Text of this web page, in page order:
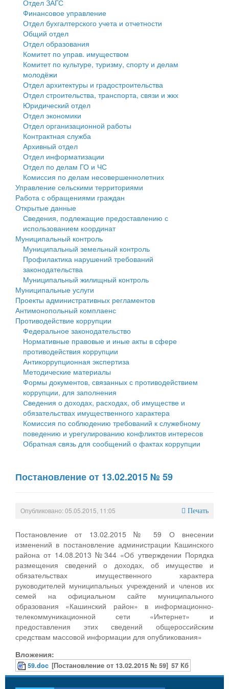
Государственные услуги
Промышленность и АПК
Экономика и бизнес
Символика
Устав
Гостям округа
Туризм
Культура
Образование
Здравоохранение
Социальная защита
Фотоальбом
муниципального округа Тверской области
Администрация Кашинского муниципального округа
Тверской области
Управление сельскими территориями
Открытые данные
Работа с обращениями граждан
Муниципальный контроль
Муниципальные услуги
Проекты административных регламентов
Антимонопольный комплаенс
Противодействие коррупции
Финансовое управление
Бюджет для граждан
Имущество
Выявление правообладателей ранее учтенных
объектов недвижимости
Имущественная поддержка субъектов малого и
среднего предпринимательства
Информационная поддержка субъектов малого и
среднего предпринимательства
Муниципальные программы
Контрольно-счетная палата
Персональные данные
Оценка регулирующего воздействия
Деятельность МУ
Нормативы градостроительного проектирования
Правила землепользования и застройки
Генеральные планы
Проекты планировки территории
Собрание депутатов
Городское поселение
Сельские поселения
Отдел ЗАГС
Финансовое управление
Отдел бухгалтерского учета и отчетности
Общий отдел
Отдел образования
Комитет по управ. имуществом
Комитет по культуре, туризму, спорту и делам
молодёжи
Отдел архитектуры и градостроительства
Отдел строительства, транспорта, связи и жкх
Юридический отдел
Отдел экономики
Отдел организационной работы
Контрактная служба
Архивный отдел
Отдел информатизации
Отдел по делам ГО и ЧС
Комиссия по делам несовершеннолетних
Управление сельскими территориями
Работа с обращениями граждан
Открытые данные
Сведения, подлежащие предоставлению с
использованием координат
Муниципальный контроль
Муниципальный земельный контроль
Профилактика нарушений требований
законодательства
Муниципальный жилищный контроль
Муниципальные услуги
Проекты административных регламентов
Антимонопольный комплаенс
Противодействие коррупции
Федеральное законодательство
Нормативные правовые и иные акты в сфере
противодействия коррупции
Антикоррупционная экспертиза
Методические материалы
Формы документов, связанных с противодействием
коррупции, для заполнения
Сведения о доходах, расходах, об имуществе и
обязательствах имущественного характера
Комиссия по соблюдению требований к служебному
поведению и урегулированию конфликтов интересов
Обратная связь для сообщений о фактах коррупции
Постановление от 13.02.2015 № 59
Опубликовано: 05.05.2015, 11:05 Печать
Постановление от 13.02.2015 № 59 О внесении
изменений в постановление администрации Кашинского
района от 14.08.2013 №344 «Об утверждении Порядка
размещения сведений о доходах, об имуществе и
обязательствах имущественного характера
руководителей муниципальных учреждений и членов их
семей на официальном сайте муниципального
образования «Кашинский район» в информационно-
телекоммуникационной сети «Интернет» и
предоставления этих сведений общероссийским
средствам массовой информации для опубликования»
Вложения:
59.doc [Постановление от 13.02.2015 № 59] 57 Кб